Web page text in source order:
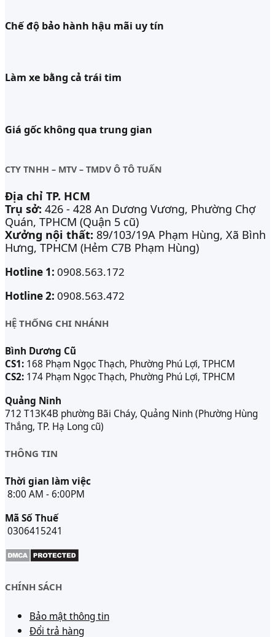
Chế độ bảo hành hậu mãi uy tín
Làm xe bằng cả trái tim
Giá gốc không qua trung gian
CTY TNHH – MTV – TMDV Ô TÔ TUẤN
Địa chỉ TP. HCM
Trụ sở: 426 - 428 An Dương Vương, Phường Chợ
Quán, TPHCM (Quận 5 cũ)
Xưởng nội thất: 89/103/19A Phạm Hùng, Xã Bình
Hưng, TPHCM (Hẻm C7B Phạm Hùng)
Hotline 1: 0908.563.172
Hotline 2: 0908.563.472
HỆ THỐNG CHI NHÁNH
Bình Dương Cũ
CS1: 168 Phạm Ngọc Thạch, Phường Phú Lợi, TPHCM
CS2: 174 Phạm Ngọc Thạch, Phường Phú Lợi, TPHCM
Quảng Ninh
712 T13K4B phường Bãi Cháy, Quảng Ninh (Phường Hùng
Thắng, TP. Hạ Long cũ)
THÔNG TIN
Thời gian làm việc
8:00 AM - 6:00PM
Mã Số Thuế
0306415241
CHÍNH SÁCH
Bảo mật thông tin
Đổi trả hàng